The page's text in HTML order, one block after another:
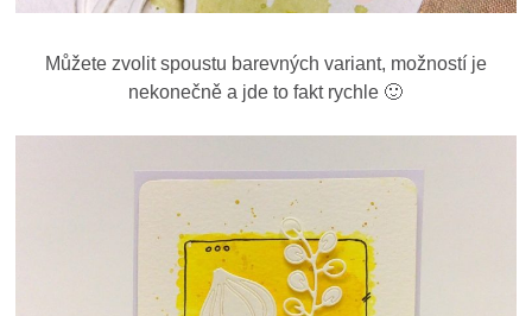
Můžete zvolit spoustu barevných variant, možností je
nekonečně a jde to fakt rychle 🙂